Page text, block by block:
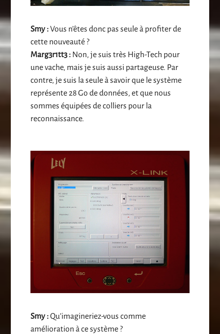
Smy :Vous n’êtes donc pas seule à profiter de
cette nouveauté ?
Marg3r1tt3 : Non, je suis très High-Tech pour
une vache, mais je suis aussi partageuse. Par
contre, je suis la seule à savoir que le système
représente 28 Go de données, et que nous
sommes équipées de colliers pour la
reconnaissance.
Smy :Qu’imagineriez-vous comme
amélioration à ce système ?